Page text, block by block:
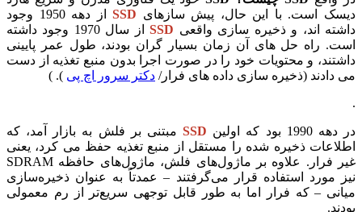
دیسک است. با این حال، پیش سازهای SSD
از دهه 1950 وجود
داشته اند، و ذخیره سازی واقعی SSD
از سال 1970 وجود داشته
است. راه حل های آن زمان بسیار گران بودند، طول عمر پایینی
داشتند، و محتویات خود را در صورت اجرا بدون منبع تغذیه از دست
می دادند (ذخیره سازی داده های فرار/ دکتر سرور اچ پی ). )
.
در دهه 1990 بود که اولین SSD مبتنی بر فلش به بازار آمد، که
اطلاعات ذخیره شده را مستقل از منبع تغذیه حفظ می کرد، یعنی
غیر فرار. علاوه بر ماژول‌های فلش، ماژول‌های حافظه SDRAM
نیز مورد استفاده قرار می‌گرفتند – عمدتاً به عنوان ذخیره‌سازی
میانی – که فرار اما به طور قابل توجهی سریع‌تر از رم معمولی
بودند.